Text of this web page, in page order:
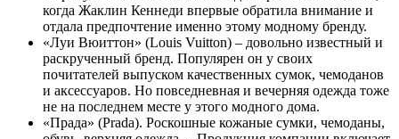
когда Жаклин Кеннеди впервые обратила внимание и
отдала предпочтение именно этому модному бренду.
«Луи Вюиттон» (Louis Vuitton) – довольно известный и
раскрученный бренд. Популярен он у своих
почитателей выпуском качественных сумок, чемоданов
и аксессуаров. Но повседневная и вечерняя одежда тоже
не на последнем месте у этого модного дома.
«Прада» (Prada). Роскошные кожаные сумки, чемоданы,